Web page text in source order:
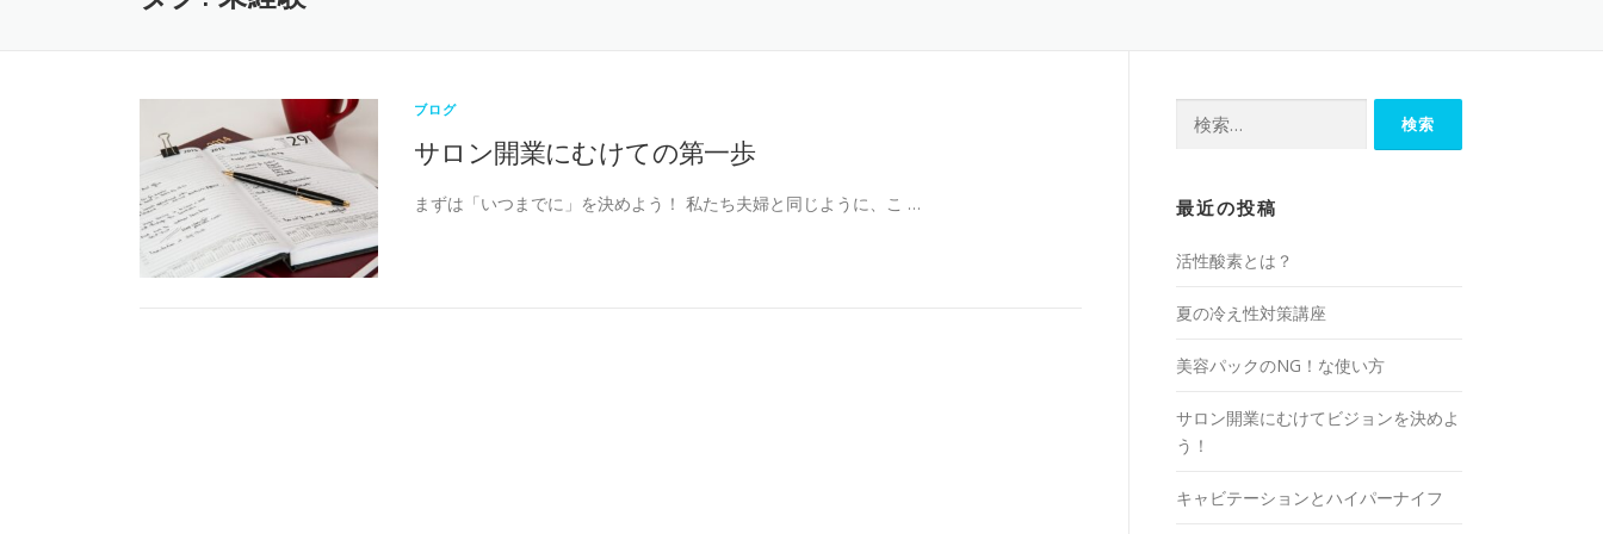
ブログ
サロン開業にむけての第一歩
まずは「いつまでに」を決めよう！ 私たち夫婦と同じように、こ … 最近の投稿
活性酸素とは？
夏の冷え性対策講座
美容パックのNG！な使い方
サロン開業にむけてビジョンを決めよ
う！
キャビテーションとハイパーナイフ